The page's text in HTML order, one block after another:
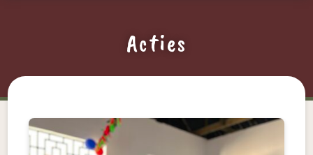
Acties